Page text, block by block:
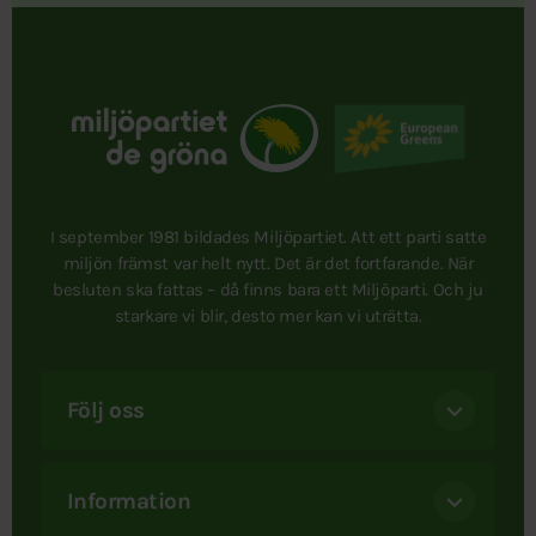
I september 1981 bildades Miljöpartiet. Att ett parti satte
miljön främst var helt nytt. Det är det fortfarande. När
besluten ska fattas – då finns bara ett Miljöparti. Och ju
starkare vi blir, desto mer kan vi uträtta.
Följ oss
Information